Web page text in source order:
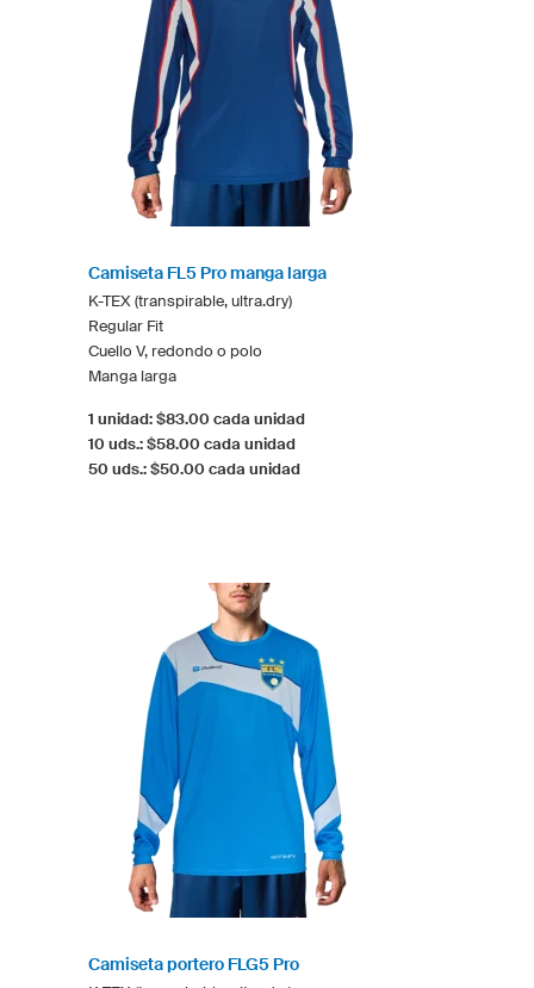
Camiseta FL5 Pro manga larga
K-TEX (transpirable, ultra.dry)
Regular Fit
Cuello V, redondo o polo
Manga larga
1 unidad: $83.00 cada unidad
10 uds.: $58.00 cada unidad
50 uds.: $50.00 cada unidad
Camiseta portero FLG5 Pro